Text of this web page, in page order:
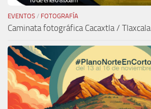
EVENTOS / FOTOGRAFÍA
Caminata fotográfica Cacaxtla / Tlaxcala